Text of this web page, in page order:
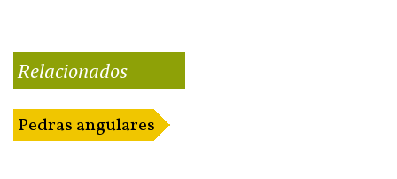
Relacionados
Pedras angulares